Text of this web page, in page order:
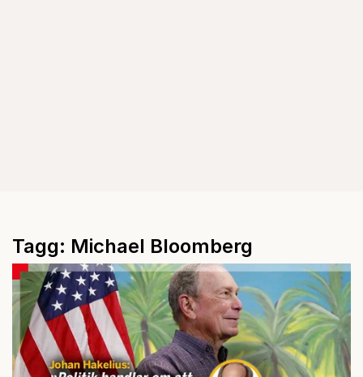
Tagg: Michael Bloomberg